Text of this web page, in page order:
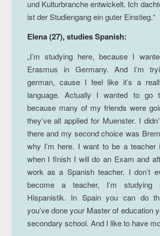
und Kulturbranche entwickelt. Ich
ist der Studiengang ein guter Einstieg.“
Elena (27), studies Spanish:
„I’m studying here, because I
Erasmus in Germany. And I’m
german, cause I feel like it’s a
language. Actually I wanted to go
because many of my friends were
they’ve all applied for Muenster. I
there and my second choice was
why I’m here. I want to be a teacher
when I finish I will do an Exam and
work as a Spanish teacher. I don’t
become a teacher, I’m studying
Hispanistik. In Spain you can do
you’ve done your Master of education
secondary school. And I like to have